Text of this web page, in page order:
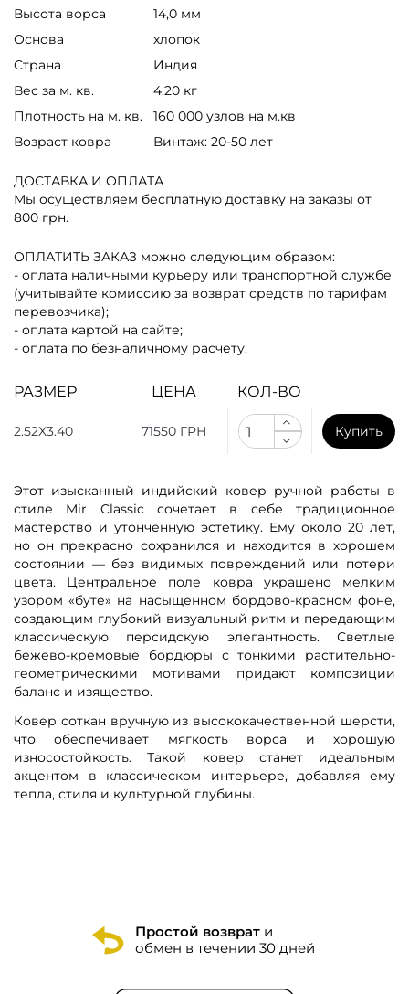
Высота ворса
14,0 мм
Основа
хлопок
Страна
Индия
Вес за м. кв.
4,20 кг
Плотность на м. кв.
160 000 узлов на м.кв
Возраст ковра
Винтаж: 20-50 лет
ДОСТАВКА И ОПЛАТА
Мы осуществляем бесплатную доставку на заказы от
800 грн.
ОПЛАТИТЬ ЗАКАЗ можно следующим образом:
- оплата наличными курьеру или транспортной службе
(учитывайте комиссию за возврат средств по тарифам
перевозчика);
- оплата картой на сайте;
- оплата по безналичному расчету.
РАЗМЕР ЦЕНА КОЛ-ВО
2.52X3.40 71550 ГРН Купить
Этот изысканный индийский ковер ручной работы в
стиле Mir Classic сочетает в себе традиционное
мастерство и утончённую эстетику. Ему около 20 лет,
но он прекрасно сохранился и находится в хорошем
состоянии — без видимых повреждений или потери
цвета. Центральное поле ковра украшено мелким
узором «буте» на насыщенном бордово-красном фоне,
создающим глубокий визуальный ритм и передающим
классическую персидскую элегантность. Светлые
бежево-кремовые бордюры с тонкими растительно-
геометрическими мотивами придают композиции
баланс и изящество.
Ковер соткан вручную из высококачественной шерсти,
что обеспечивает мягкость ворса и хорошую
износостойкость. Такой ковер станет идеальным
акцентом в классическом интерьере, добавляя ему
тепла, стиля и культурной глубины.
Простой возврати
обмен в течении 30 дней